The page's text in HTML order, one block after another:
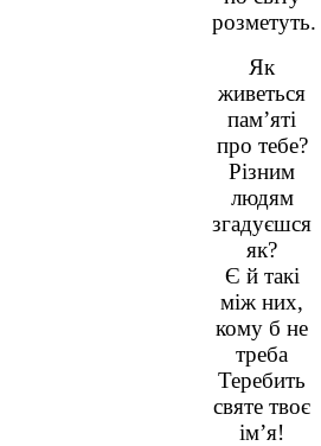
розметуть.
Як
живеться
пам’яті
про тебе?
Різним
людям
згадуєшся
як?
Є й такі
між них,
кому б не
треба
Теребить
святе твоє
ім’я!